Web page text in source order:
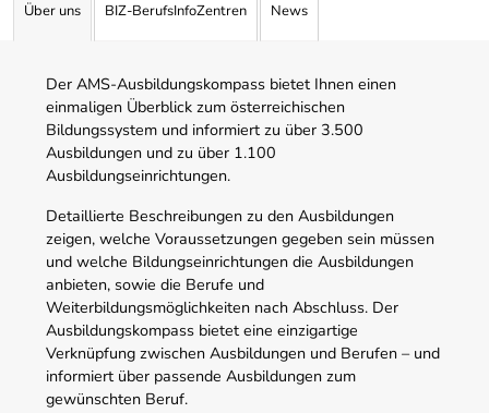
Über uns BIZ-BerufsInfoZentren News
Der AMS-Ausbildungskompass bietet Ihnen einen
einmaligen Überblick zum österreichischen
Bildungssystem und informiert zu über 3.500
Ausbildungen und zu über 1.100
Ausbildungseinrichtungen.
Detaillierte Beschreibungen zu den Ausbildungen
zeigen, welche Voraussetzungen gegeben sein müssen
und welche Bildungseinrichtungen die Ausbildungen
anbieten, sowie die Berufe und
Weiterbildungsmöglichkeiten nach Abschluss. Der
Ausbildungskompass bietet eine einzigartige
Verknüpfung zwischen Ausbildungen und Berufen – und
informiert über passende Ausbildungen zum
gewünschten Beruf.